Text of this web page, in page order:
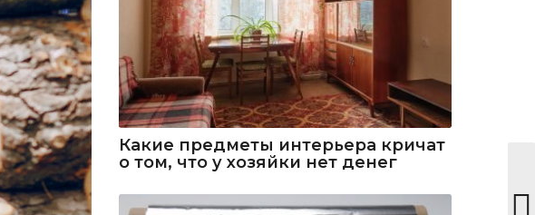
Какие предметы интерьера кричат
о том, что у хозяйки нет денег